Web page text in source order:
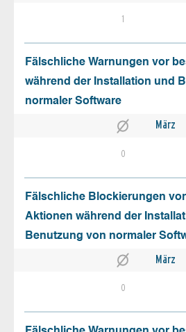
1
Fälschliche Warnungen vor
während der Installation und
normaler Software
März
0
Fälschliche Blockierungen
Aktionen während der
Benutzung von normaler
März
0